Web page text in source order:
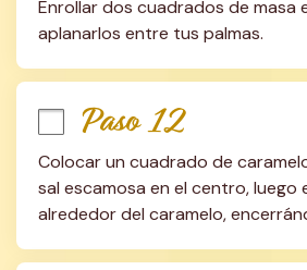
Enrollar dos cuadrados de masa
aplanarlos entre tus palmas.
Paso 12
Colocar un cuadrado de
sal escamosa en el centro, luego
alrededor del caramelo,